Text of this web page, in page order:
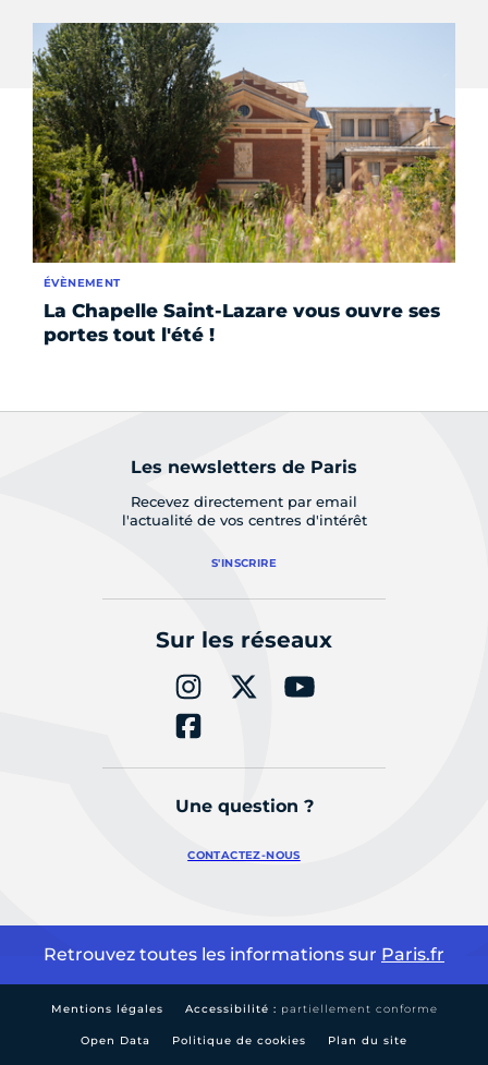
La Chapelle Saint-Lazare vous ouvre ses
portes tout l'été !
ÉVÈNEMENT
Les newsletters de Paris
Recevez directement par email
l'actualité de vos centres d'intérêt
S'INSCRIRE
Sur les réseaux
Une question ?
CONTACTEZ-NOUS
Retrouvez toutes les informations sur Paris.fr
Mentions légales Accessibilité : partiellement conforme
Open Data Politique de cookies Plan du site